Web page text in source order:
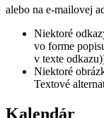
alebo na e-mailovej
Niektoré
vo forme
v texte
Niektoré
Textové
Kalendár